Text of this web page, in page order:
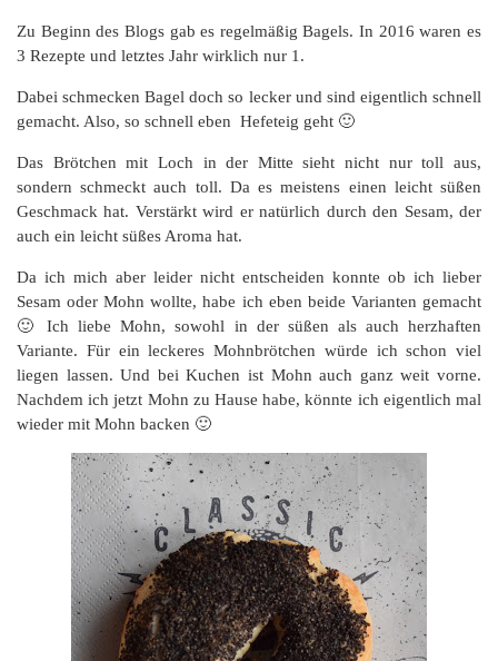
Zu Beginn des Blogs gab es regelmäßig Bagels. In 2016 waren es
3 Rezepte und letztes Jahr wirklich nur 1.
Dabei schmecken Bagel doch so lecker und sind eigentlich schnell
gemacht. Also, so schnell eben Hefeteig geht 🙂
Das Brötchen mit Loch in der Mitte sieht nicht nur toll aus,
sondern schmeckt auch toll. Da es meistens einen leicht süßen
Geschmack hat. Verstärkt wird er natürlich durch den Sesam, der
auch ein leicht süßes Aroma hat.
Da ich mich aber leider nicht entscheiden konnte ob ich lieber
Sesam oder Mohn wollte, habe ich eben beide Varianten gemacht
🙂 Ich liebe Mohn, sowohl in der süßen als auch herzhaften
Variante. Für ein leckeres Mohnbrötchen würde ich schon viel
liegen lassen. Und bei Kuchen ist Mohn auch ganz weit vorne.
Nachdem ich jetzt Mohn zu Hause habe, könnte ich eigentlich mal
wieder mit Mohn backen 🙂